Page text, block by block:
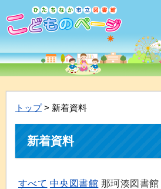
トップ> 新着資料
新着資料
すべて 中央図書館 那珂湊図書館